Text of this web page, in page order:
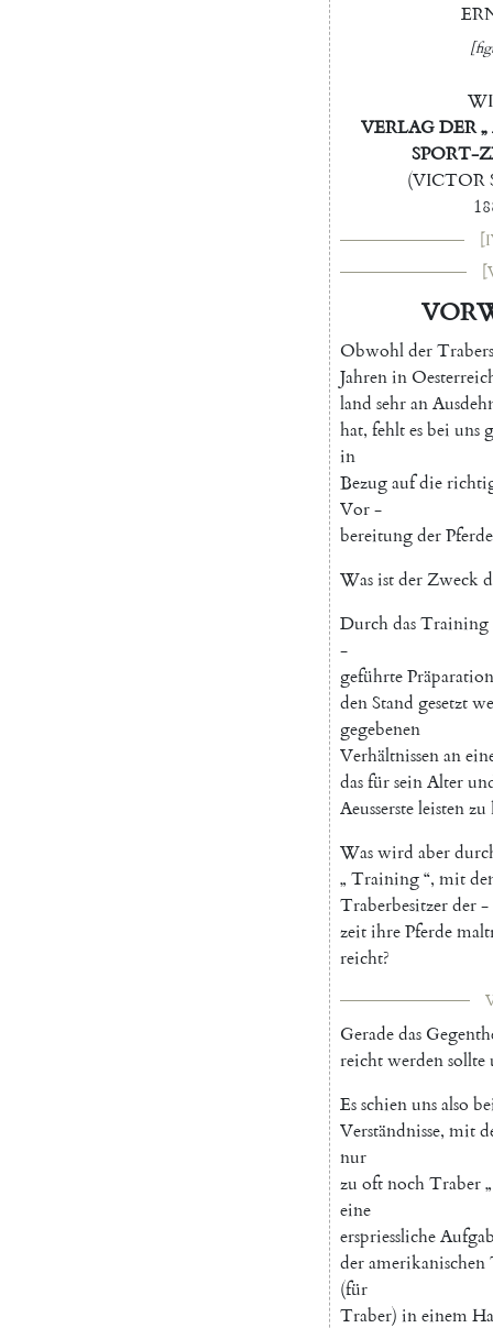
VERLAG DER „
SPORT-
(VICTOR
Obwohlder
Jahrenin
land sehran
hat, fehltesbei uns
in
Bezugaufdie
Vor-
bereitungderPferde
WasistderZweck
DurchdasTraining
-
geführtePräparation
denStand gesetzt
gegebenen
Verhältnissenan
dasfürseinAlter
Aeussersteleistenzu
Waswird aber
„ Training“, mit
Traberbesitzerder-
zeitihrePferde
reicht?
Geradedas
reichtwerdensollte
Esschienunsalso
Verständnisse, mit
nur
zu oftnochTraber„
eine
erspriessliche
deramerikanischen
(für
Traber) ineinem